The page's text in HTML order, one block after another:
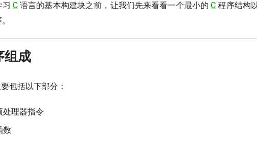
习 C语言的基本构建块之前，让我们先来看看一个最小的C 程序结构
组成
包括以下部分：
处理器指令
数